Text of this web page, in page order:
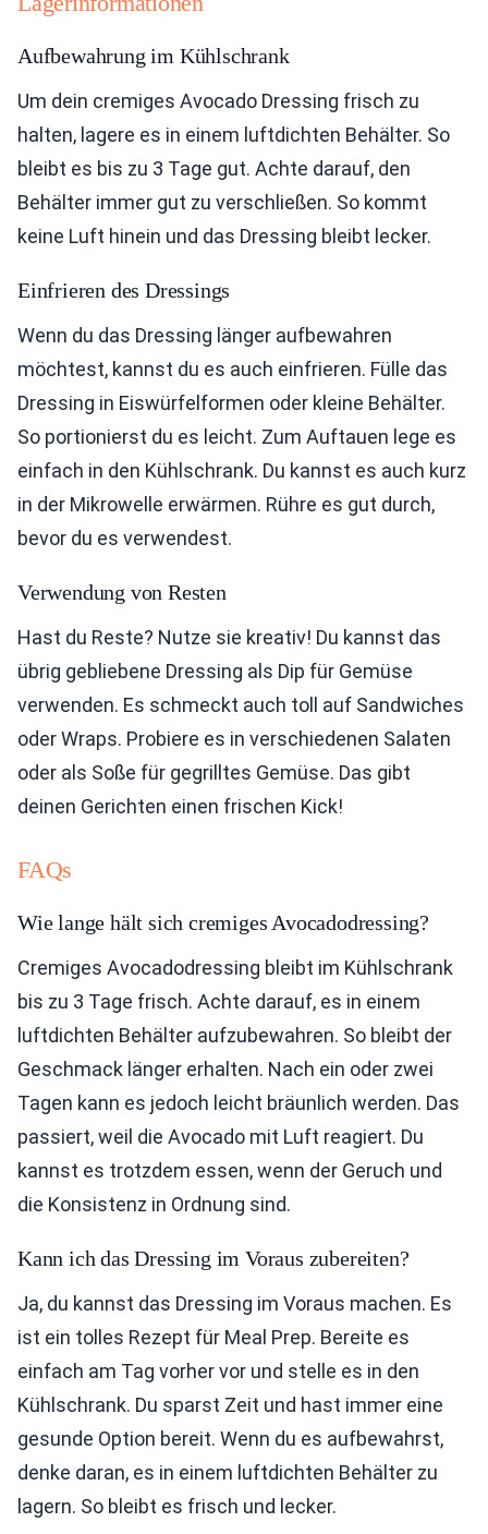
Aufbewahrung im Kühlschrank
Um dein cremiges Avocado Dressing frisch zu
halten, lagere es in einem luftdichten Behälter. So
bleibt es bis zu 3 Tage gut. Achte darauf, den
Behälter immer gut zu verschließen. So kommt
keine Luft hinein und das Dressing bleibt lecker.
Einfrieren des Dressings
Wenn du das Dressing länger aufbewahren
möchtest, kannst du es auch einfrieren. Fülle das
Dressing in Eiswürfelformen oder kleine Behälter.
So portionierst du es leicht. Zum Auftauen lege es
einfach in den Kühlschrank. Du kannst es auch kurz
in der Mikrowelle erwärmen. Rühre es gut durch,
bevor du es verwendest.
Verwendung von Resten
Hast du Reste? Nutze sie kreativ! Du kannst das
übrig gebliebene Dressing als Dip für Gemüse
verwenden. Es schmeckt auch toll auf Sandwiches
oder Wraps. Probiere es in verschiedenen Salaten
oder als Soße für gegrilltes Gemüse. Das gibt
deinen Gerichten einen frischen Kick!
FAQs
Wie lange hält sich cremiges Avocadodressing?
Cremiges Avocadodressing bleibt im Kühlschrank
bis zu 3 Tage frisch. Achte darauf, es in einem
luftdichten Behälter aufzubewahren. So bleibt der
Geschmack länger erhalten. Nach ein oder zwei
Tagen kann es jedoch leicht bräunlich werden. Das
passiert, weil die Avocado mit Luft reagiert. Du
kannst es trotzdem essen, wenn der Geruch und
die Konsistenz in Ordnung sind.
Kann ich das Dressing im Voraus zubereiten?
Ja, du kannst das Dressing im Voraus machen. Es
ist ein tolles Rezept für Meal Prep. Bereite es
einfach am Tag vorher vor und stelle es in den
Kühlschrank. Du sparst Zeit und hast immer eine
gesunde Option bereit. Wenn du es aufbewahrst,
denke daran, es in einem luftdichten Behälter zu
lagern. So bleibt es frisch und lecker.